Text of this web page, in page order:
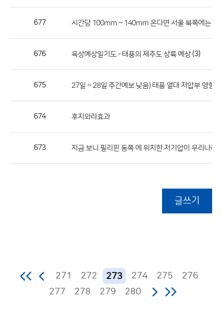
공
677 시간당 100mm ~ 140mm 온다면 서울 북쪽에는 안
676 육상예상일기도 - 태풍의 제주도 상륙 예상(3)
675 27일 ~ 28일 주간예보 낮음) 태풍 열대 저압부 영향??
674 후지와라효과
673 지금 보니 필리핀 동쪽 에 위치한 저기압이 우리나라
글쓰기
271 272 273 274 275
276
277
278 279 280